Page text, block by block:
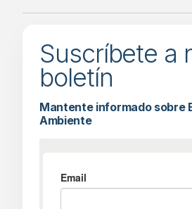
Suscríbete a
boletín
Mantente informado sobre
Ambiente